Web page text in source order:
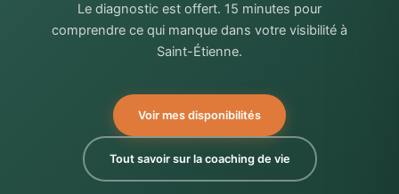
Le diagnostic est offert. 15 minutes pour
comprendre ce qui manque dans votre visibilité à
Saint-Étienne.
Voir mes disponibilités
Tout savoir sur la coaching de vie